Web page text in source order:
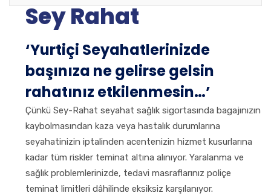
Sey Rahat
‘Yurtiçi Seyahatlerinizde
başınıza ne gelirse gelsin
rahatınız etkilenmesin…’
Çünkü Sey-Rahat seyahat sağlık sigortasında bagajınızın
kaybolmasından kaza veya hastalık durumlarına
seyahatinizin iptalinden acentenizin hizmet kusurlarına
kadar tüm riskler teminat altına alınıyor. Yaralanma ve
sağlık problemlerinizde, tedavi masraflarınız poliçe
teminat limitleri dâhilinde eksiksiz karşılanıyor.